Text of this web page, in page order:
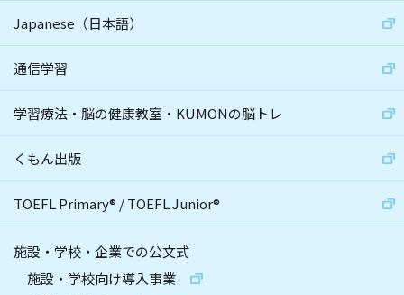
Japanese（日本語）
通信学習
学習療法・脳の健康教室・KUMONの脳トレ
くもん出版
TOEFL Primary® /TOEFL Junior®
施設・学校・企業での公文式
施設・学校向け導入事業